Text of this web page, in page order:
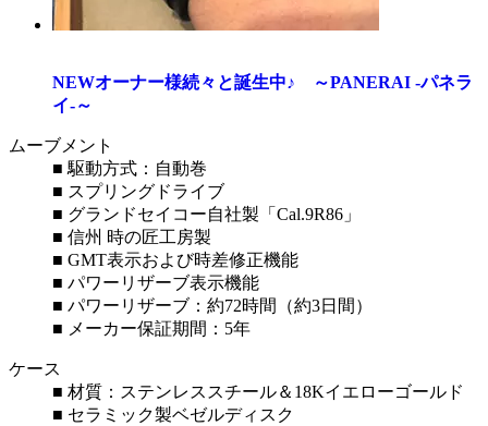
NEWオーナー様続々と誕生中♪ ～PANERAI -パネラ
イ-～
ムーブメント
■ 駆動方式：自動巻
■ スプリングドライブ
■ グランドセイコー自社製「Cal.9R86」
■ 信州 時の匠工房製
■ GMT表示および時差修正機能
■ パワーリザーブ表示機能
■ パワーリザーブ：約72時間（約3日間）
■ メーカー保証期間：5年
ケース
■ 材質：ステンレススチール＆18Kイエローゴールド
■ セラミック製ベゼルディスク